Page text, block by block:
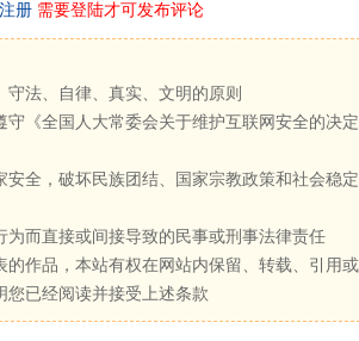
注册 需要登陆才可发布评论
守法、自律、真实、文明的原则
守《全国人大常委会关于维护互联网安全的决
安全，破坏民族团结、国家宗教政策和社会稳
为而直接或间接导致的民事或刑事法律责任
的作品，本站有权在网站内保留、转载、引用
您已经阅读并接受上述条款